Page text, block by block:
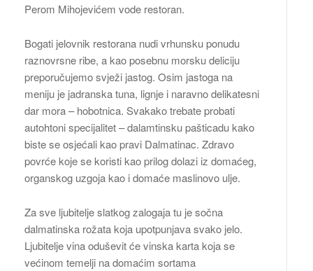
Perom Mihojevićem vode restoran.
Bogati jelovnik restorana nudi vrhunsku ponudu
raznovrsne ribe, a kao posebnu morsku deliciju
preporučujemo svježi jastog. Osim jastoga na
meniju je jadranska tuna, lignje i naravno delikatesni
dar mora – hobotnica. Svakako trebate probati
autohtoni specijalitet – dalamtinsku pašticadu kako
biste se osjećali kao pravi Dalmatinac. Zdravo
povrće koje se koristi kao prilog dolazi iz domaćeg,
organskog uzgoja kao i domaće maslinovo ulje.
Za sve ljubitelje slatkog zalogaja tu je sočna
dalmatinska rožata koja upotpunjava svako jelo.
Ljubitelje vina oduševit će vinska karta koja se
većinom temelji na domaćim sortama